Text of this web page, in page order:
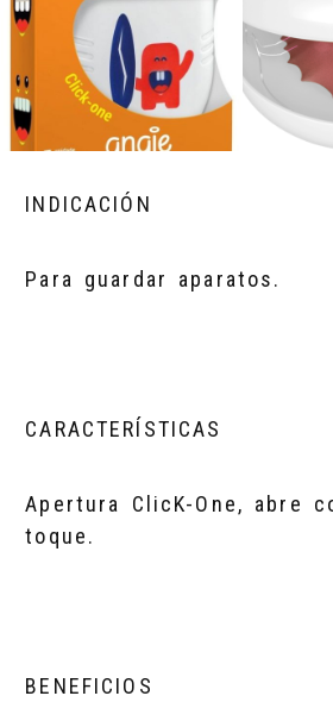
INDICACIÓN
Para guardar aparatos.
CARACTERÍSTICAS
Apertura ClicK-One, abre
toque.
BENEFICIOS